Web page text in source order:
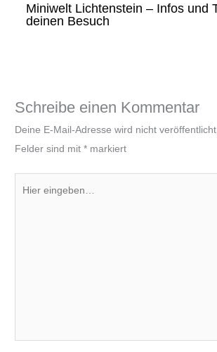
Miniwelt Lichtenstein – Infos und
deinen Besuch
Schreibe einen Kommentar
Deine E-Mail-Adresse wird nicht
Felder sind mit* markiert